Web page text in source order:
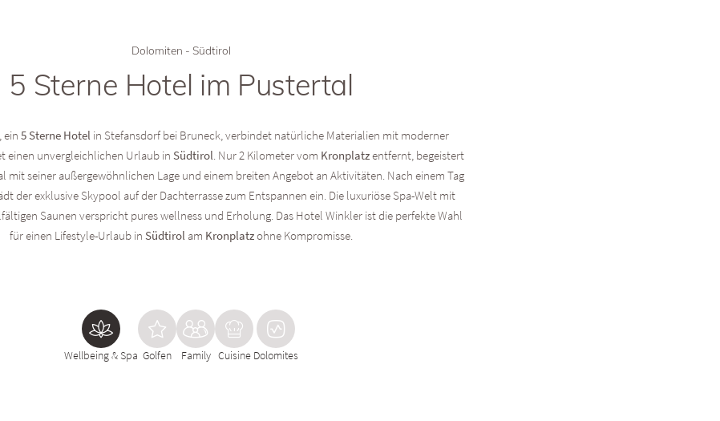
Dolomiten - Südtirol
5 Sterne Hotel im Pustertal
ein 5 Sterne Hotel in Stefansdorf bei Bruneck, verbindet natürliche Materialien mit moderner
einen unvergleichlichen Urlaub in Südtirol. Nur 2 Kilometer vom Kronplatzentfernt, begeistert
mit seiner außergewöhnlichen Lage und einem breiten Angebot an Aktivitäten. Nach einem Tag
der exklusive Skypool auf der Dachterrasse zum Entspannen ein. Die luxuriöse Spa-Welt mit
Saunen verspricht pures wellness und Erholung. Das Hotel Winkler ist die perfekte Wahl
für einen Lifestyle-Urlaub in Südtirol am Kronplatzohne Kompromisse.
Wellbeing & Spa Golfen Family Cuisine Dolomites